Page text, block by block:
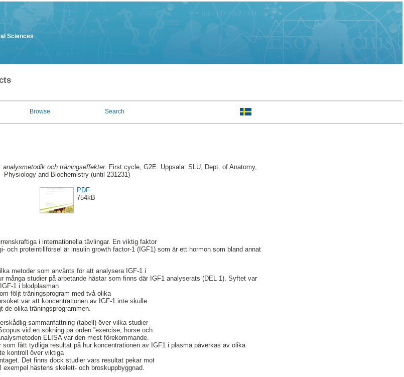
Sciences
Browse Search
analysmetodik och träningseffekter. First cycle, G2E. Uppsala: SLU, Dept. of Anatomy,
Physiology and Biochemistry (until 231231)
PDF
754kB
i internationella tävlingar. En viktig faktor
och proteintillförsel är insulin growth factor-1 (IGF1) som är ett hormon som bland annat
metoder som använts för att analysera IGF-1 i
många studier på arbetande hästar som finns där IGF1 analyserats (DEL 1). Syftet var
1 i blodplasman
följt träningsprogram med två olika
var att koncentrationen av IGF-1 inte skulle
olika träningsprogrammen.
sammanfattning (tabell) över vilka studier
vid en sökning på orden ”exercise, horse och
ELISA var den mest förekommande.
fått tydliga resultat på hur koncentrationen av IGF1 i plasma påverkas av olika
kontroll över viktiga
Det finns dock studier vars resultat pekar mot
hästens skelett- och broskuppbyggnad.